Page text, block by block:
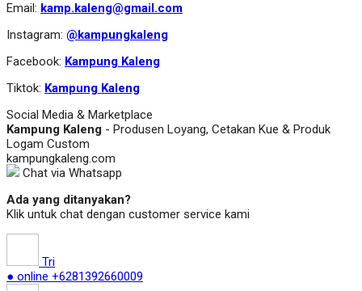
Email: kamp.kaleng@gmail.com
Instagram: @kampungkaleng
Facebook: Kampung Kaleng
Tiktok: Kampung Kaleng
Social Media & Marketplace
Kampung Kaleng - Produsen Loyang, Cetakan Kue & Produk
Logam Custom
kampungkaleng.com
Chat via Whatsapp
Ada yang ditanyakan?
Klik untuk chat dengan customer service kami
Tri
● online +6281392660009